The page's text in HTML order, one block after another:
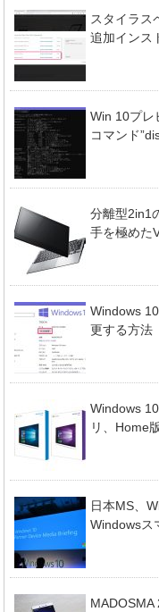
スタイラス
追加インス
Win 10プレ
コマンド
分離型2in1
手を極めた
Windows
更する方法
Windows
リ、Home
日本MS、
Windowsス